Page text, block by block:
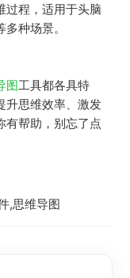
过程，适用于头脑
种场景。
图工具都各具特
升思维效率、激发
有帮助，别忘了点
,思维导图